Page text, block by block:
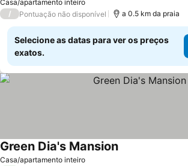
Casa/apartamento inteiro
/ Pontuação não disponível a 0.5 km da praia
Selecione as datas para ver os preços
exatos.
Casa/apartamento inteiro
Green Dia's Mansion